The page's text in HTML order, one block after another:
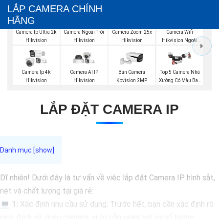
LẮP CAMERA CHÍNH
HÃNG
Camera Ip Ultra 2k
Hikvision
Camera Ngoài Trời
Hikvision
Camera Zoom 25x
Hikvision
Camera Wifi
Hikvision Ngoài
Camera Ip 4k
Hikvision
Camera AI IP
Hikvision
Bán Camera
Kbvision 2MP
Top 5 Camera Nhà
Xưởng Có Màu Ban
LẮP ĐẶT CAMERA IP
Dĩ nhiên! Dưới đây là tư vấn về việc lắp đặt Camera IP hình sắt,
nét và chất lượng tại giá rẻ:
💻 1: Xác định nhu cầu sử dụng: Trước hết, bạn cần xác định rõ